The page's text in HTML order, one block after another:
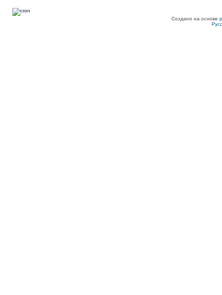
Создано на основе